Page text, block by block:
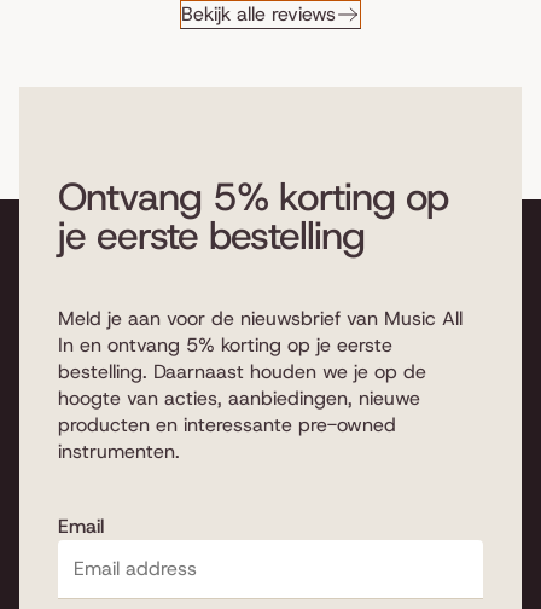
Bekijk alle reviews
Ontvang 5% korting op
je eerste bestelling
Meld je aan voor de nieuwsbrief van Music All
In en ontvang 5% korting op je eerste
bestelling. Daarnaast houden we je op de
hoogte van acties, aanbiedingen, nieuwe
producten en interessante pre-owned
instrumenten.
Email